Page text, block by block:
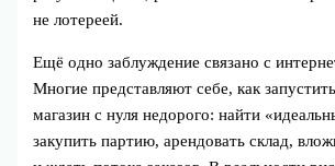
не лотереей.
Ещё одно заблуждение связано с
Многие представляют себе, как
магазин с нуля недорого: найти
закупить партию, арендовать склад,